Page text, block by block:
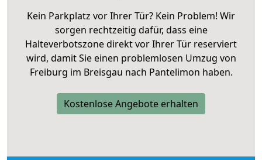
Kein Parkplatz vor Ihrer Tür? Kein Problem! Wir
sorgen rechtzeitig dafür, dass eine
Halteverbotszone direkt vor Ihrer Tür reserviert
wird, damit Sie einen problemlosen Umzug von
Freiburg im Breisgau nach Pantelimon haben.
Kostenlose Angebote erhalten